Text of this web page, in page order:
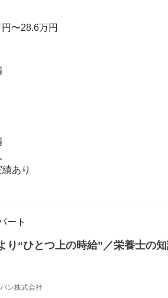
〜28.6万円
あり
ート
り“ひとつ上の時給”／栄養士の
ン株式会社